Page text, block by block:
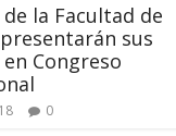
la Facultad de
sus
Congreso
0